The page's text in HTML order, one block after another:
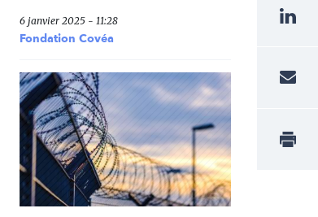
6 janvier 2025 - 11:28
Fondation Covéa